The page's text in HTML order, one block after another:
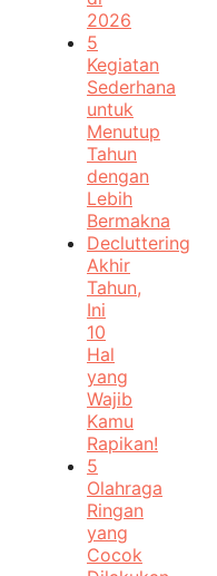
2026
5
Kegiatan
Sederhana
untuk
Menutup
Tahun
dengan
Lebih
Bermakna
Decluttering
Akhir
Tahun,
Ini
10
Hal
yang
Wajib
Kamu
Rapikan!
5
Olahraga
Ringan
yang
Cocok